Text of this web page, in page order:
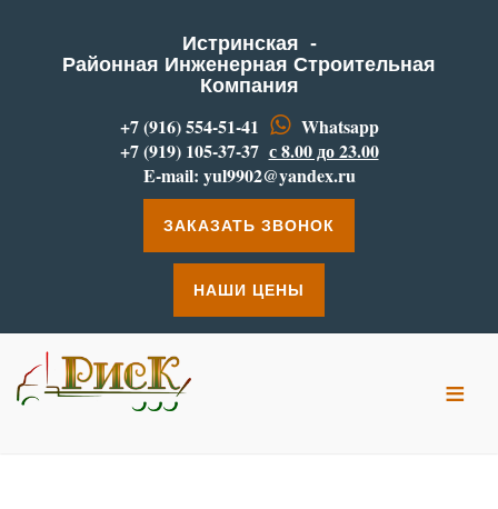
Истринская -
Районная Инженерная Строительная
Компания
+7 (916) 554-51-41
Whatsapp
+7 (919) 105-37-37 с 8.00 до 23.00
E-mail: yul9902@yandex.ru
ЗАКАЗАТЬ ЗВОНОК
НАШИ ЦЕНЫ
≡